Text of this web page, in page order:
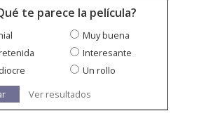
te parece la película?
Muy buena
Interesante
Un rollo
Ver resultados